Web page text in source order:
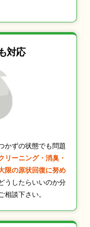
対応
かずの状態でも問題
リーニング・消臭・
限の原状回復に努め
うしたらいいのか分
談下さい。